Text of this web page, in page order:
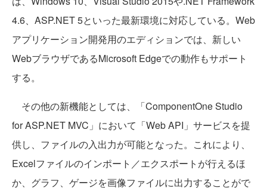
4.6、ASP.NET 5といった最新環境に対応している。Web
アプリケーション開発用のエディションでは、新しい
WebブラウザであるMicrosoft Edgeでの動作もサポート
する。
その他の新機能としては、「ComponentOne Studio
for ASP.NET MVC」において「Web API」サービスを提
供し、ファイルの入出力が可能となった。これにより、
Excelファイルのインポート／エクスポートが行えるほ
か、グラフ、ゲージを画像ファイルに出力することがで